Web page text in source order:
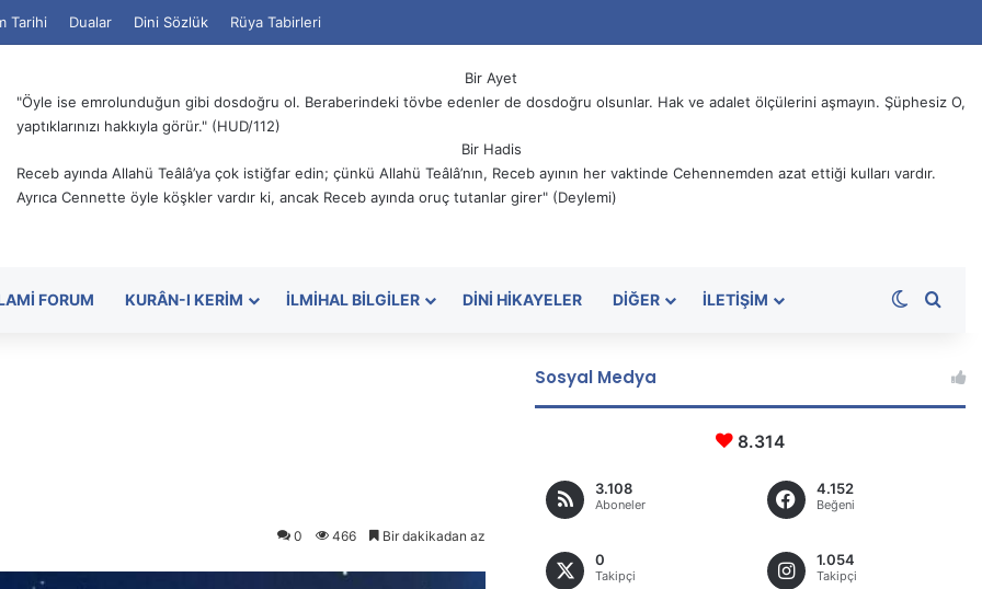
Tarihi Dualar Dini Sözlük Rüya Tabirleri
Bir Ayet
"Öyle ise emrolunduğun gibi dosdoğru ol. Beraberindeki tövbe edenler de dosdoğru olsunlar. Hak ve adalet ölçülerini aşmayın. Şüphesiz O,
yaptıklarınızı hakkıyla görür." (HUD/112)
Bir Hadis
Receb ayında Allahü Teâlâ’ya çok istiğfar edin; çünkü Allahü Teâlâ’nın, Receb ayının her vaktinde Cehennemden azat ettiği kulları vardır.
Ayrıca Cennette öyle köşkler vardır ki, ancak Receb ayında oruç tutanlar girer" (Deylemi)
FORUM KURÂN-I KERIM İLMIHAL BILGILER DINI HIKAYELER DIĞER İLETIŞIM Dış
0 466 Bir dakikadan az
Sosyal Medya
8.314
3.108
Aboneler
4.152
Beğeni
0
Takipçi
1.054
Takipçi